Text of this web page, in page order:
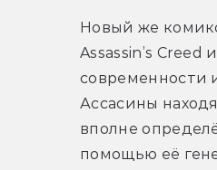
Новый же
Assassin’s
современности
Ассасины
вполне
помощью её